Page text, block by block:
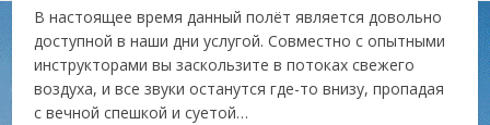
В настоящее время данный полёт является довольно
доступной в наши дни услугой. Совместно с опытными
инструкторами вы заскользите в потоках свежего
воздуха, и все звуки останутся где-то внизу, пропадая
с вечной спешкой и суетой…